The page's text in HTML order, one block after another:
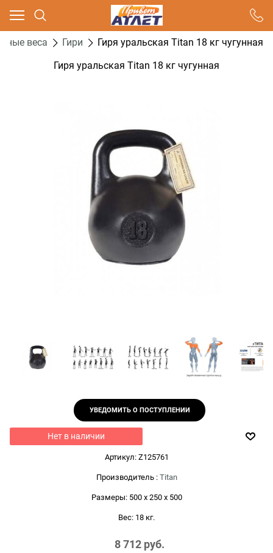
веса Гири
Гиря уральская Titan 18 кг чугунная
Гиря уральская Titan 18 кг чугунная
УВЕДОМИТЬ О ПОСТУПЛЕНИИ
Нет в наличии
Артикул: Z125761
Производитель : Titan
Размеры: 500 x 250 x 500
Вес: 18 кг.
8 712 руб.
Ваш город - Москва,
угадали?
ДА НЕТ